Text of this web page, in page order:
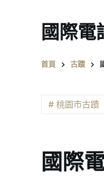
國際電
首頁 古蹟
# 桃園市古蹟
國際